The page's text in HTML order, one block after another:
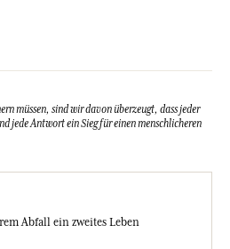
müssen, sind wir davon überzeugt, dass jeder
jede Antwort ein Sieg für einen menschlicheren